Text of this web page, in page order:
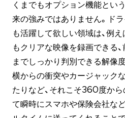
くまでもオプション機能とい
来の強みではありません。ド
も活躍して欲しい領域は、例
もクリアな映像を録画できる、
までしっかり判別できる解像
横からの衝突やカージャック
たりなど、それこそ360度か
て瞬時にスマホや保険会社な